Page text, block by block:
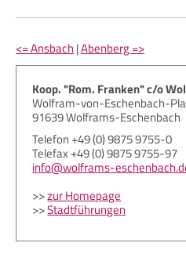
<= Ansbach |Abenberg =>
Koop. "Rom. Franken" c/o
Wolfram-von-Eschenbach-
91639 Wolframs-Eschenbach
Telefon +49 (0) 9875 9755-0
Telefax +49 (0) 9875 9755-97
info@wolframs-
>>zur Homepage
>>Stadtführungen